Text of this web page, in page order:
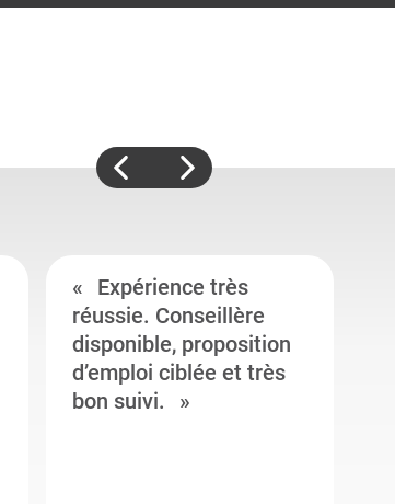
Expérience très
réussie. Conseillère
disponible, proposition
d’emploi ciblée et très
bon suivi.